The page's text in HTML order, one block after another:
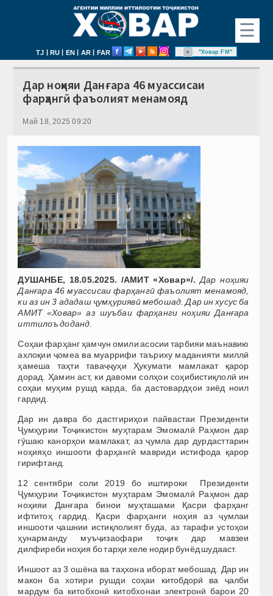
☰
TJ | RU | EN | AR | FAR "Ховар FM"
Дар ноҳияи Данғара 46 муассисаи
фарҳангӣ фаъолият менамояд
Май 18, 2025 09:20
ДУШАНБЕ, 18.05.2025. /АМИТ «Ховар»/. Дар ноҳияи
Данғара 46 муассисаи фарҳангӣ фаъолият менамояд,
ки аз ин 3 ададаш ҷумҳуриявӣ мебошад. Дар ин хусус ба
АМИТ «Ховар» аз шуъбаи фарҳанги ноҳияи Данғара
иттилоъ доданд.
Соҳаи фарҳанг ҳамчун омили асосии тарбияи маънавию
ахлоқии ҷомеа ва муаррифи таъриху маданияти миллӣ
ҳамеша таҳти таваҷҷуҳи Ҳукумати мамлакат қарор
дорад. Ҳамин аст, ки давоми солҳои соҳибистиқлолӣ ин
соҳаи муҳим рушд карда, ба дастовардҳои зиёд ноил
гардид.
Дар ин давра бо дастгириҳои пайвастаи Президенти
Ҷумҳурии Тоҷикистон муҳтарам Эмомалӣ Раҳмон дар
гӯшаю канорҳои мамлакат, аз ҷумла дар дурдасттарин
ноҳияҳо иншооти фарҳангӣ мавриди истифода қарор
гирифтанд.
12 сентябри соли 2019 бо иштироки Президенти
Ҷумҳурии Тоҷикистон муҳтарам Эмомалӣ Раҳмон дар
ноҳияи Данғара бинои муҳташами Қасри фарҳанг
ифтитоҳ гардид. Қасри фарҳанги ноҳия аз ҷумлаи
иншооти ҷашнии истиқлолият буда, аз тарафи устоҳои
ҳунарманду муъҷизаофари тоҷик дар мавзеи
дилфиреби ноҳия бо тарҳи хеле нодир бунёд шудааст.
Иншоот аз 3 ошёна ва таҳхона иборат мебошад. Дар ин
макон ба хотири рушди соҳаи китобдорӣ ва ҷалби
мардум ба китобхонӣ китобхонаи электронӣ барои 20